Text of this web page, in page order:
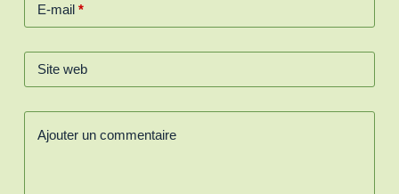
E-mail*
Site web
Ajouter un commentaire